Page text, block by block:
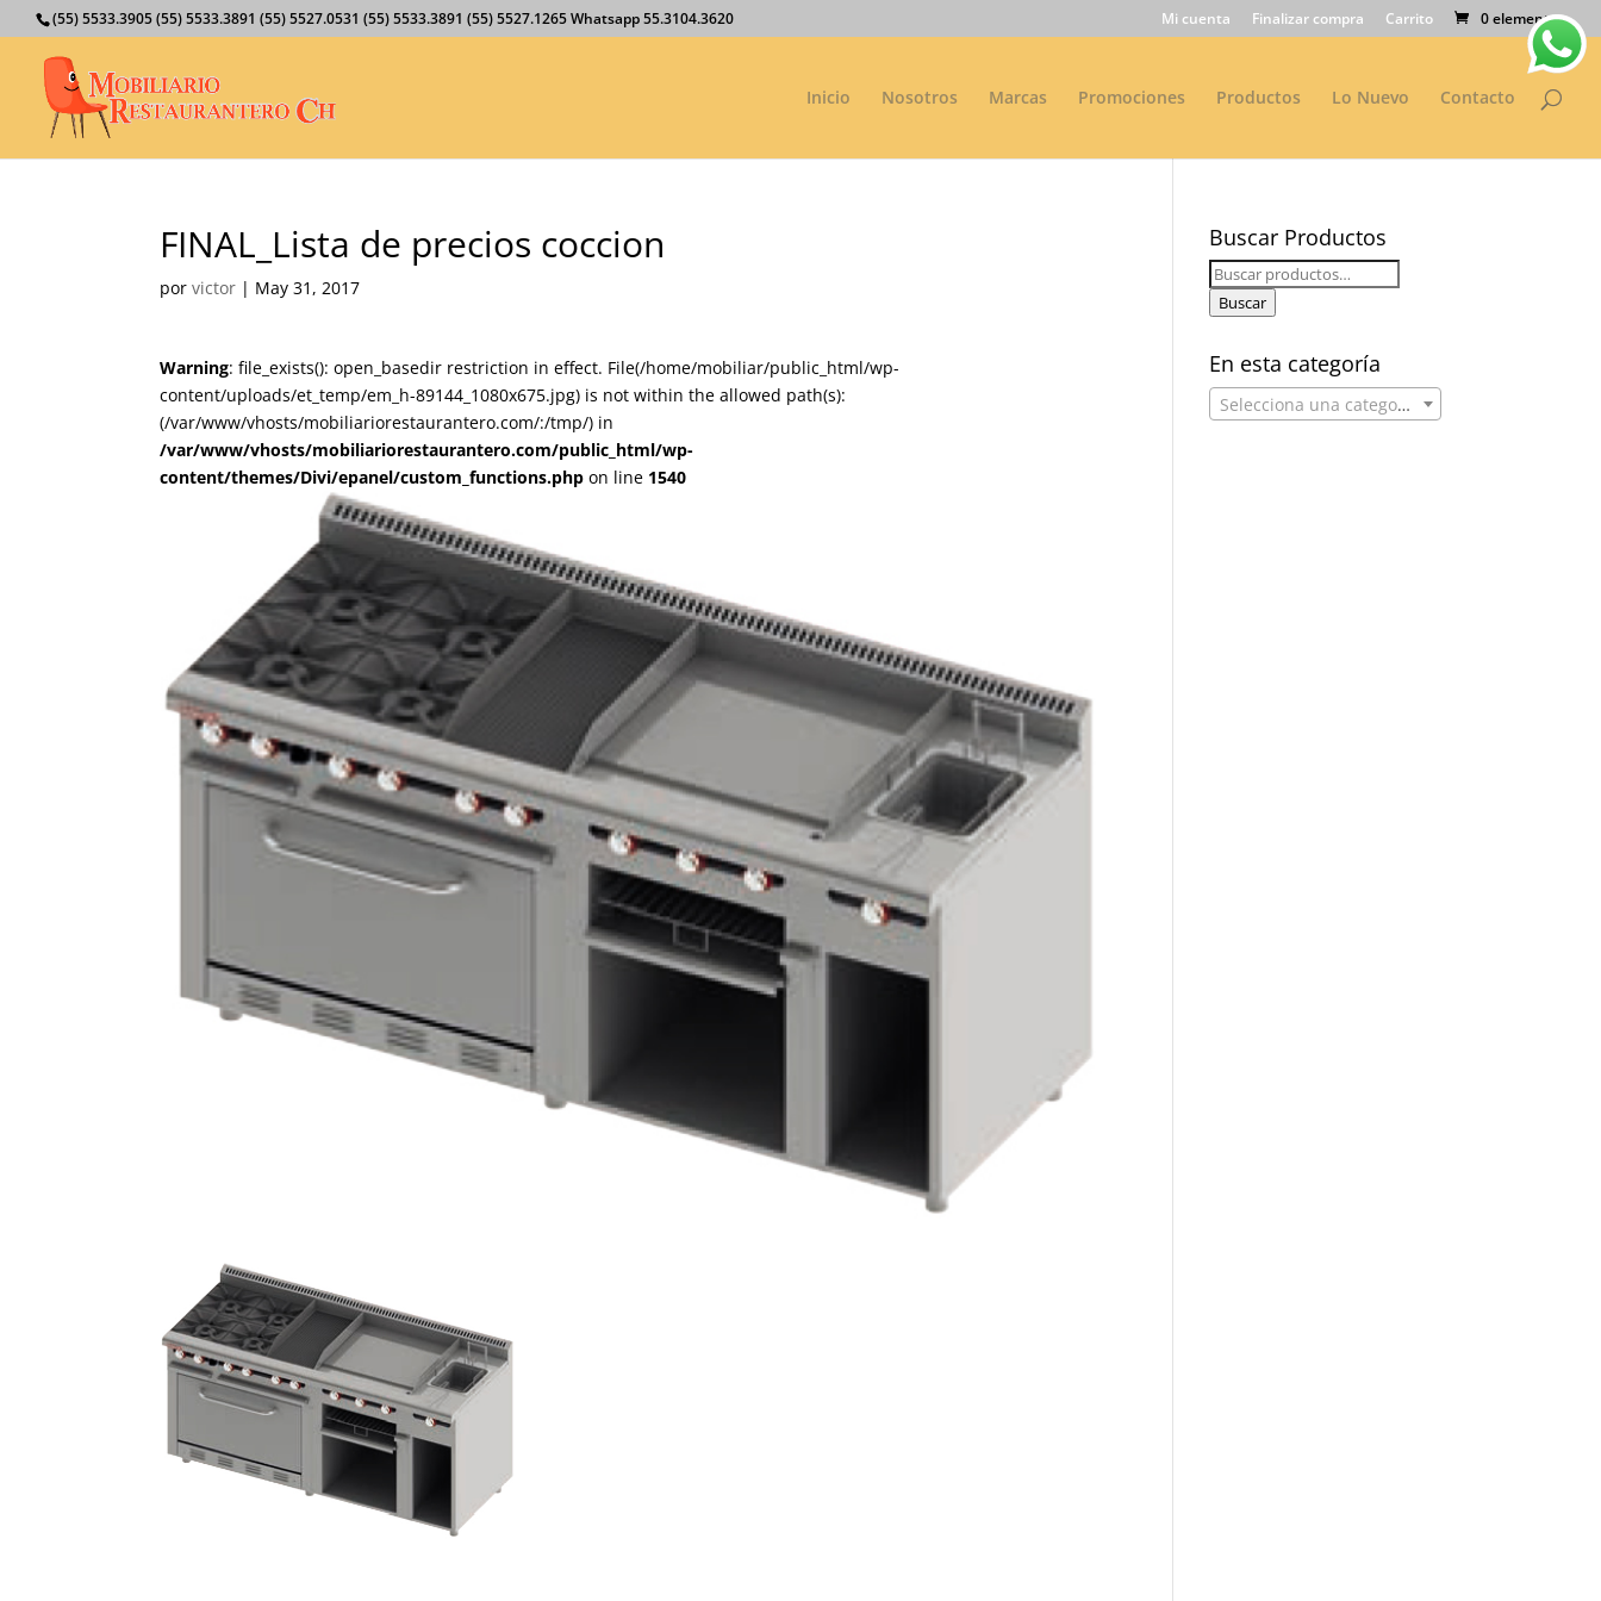
(55) 5533.3905 (55) 5533.3891 (55) 5527.0531 (55) 5533.3891 (55) 5527.1265 Whatsapp 55.3104.3620 Mi cuenta Finalizar compra Carrito 0 elementos
Inicio Nosotros Marcas Promociones Productos Lo Nuevo Contacto
FINAL_Lista de precios coccion
porvictor | May 31, 2017
Warning: file_exists(): open_basedir restriction in effect. File(/home/mobiliar/public_html/wp-
content/uploads/et_temp/em_h-89144_1080x675.jpg) is not within the allowed path(s):
(/var/www/vhosts/mobiliariorestaurantero.com/:/tmp/) in
/var/www/vhosts/mobiliariorestaurantero.com/public_html/wp-
content/themes/Divi/epanel/custom_functions.php on line 1540
Buscar Productos
Buscar
por:
Buscar
En esta categoría
Selecciona una categoría